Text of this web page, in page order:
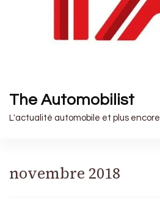
The Automobilist
L'actualité automobile et plus encore
novembre 2018